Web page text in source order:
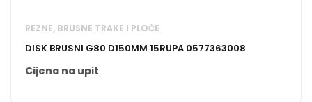
REZNE, BRUSNE TRAKE I PLOČE
DISK BRUSNI G80 D150MM 15RUPA 0577363008
Cijena na upit